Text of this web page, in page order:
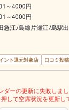
～4000円
～4000円
急江ﾉ島線片瀬江ﾉ島駅
ント還元対象店 口コミ投
ダーの更新に失敗しまし
して空席状況を更新し